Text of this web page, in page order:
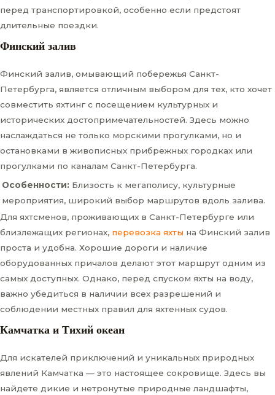
перед транспортировкой, особенно если предстоят
длительные поездки.
Финский залив
Финский залив, омывающий побережья Санкт-
Петербурга, является отличным выбором для тех, кто хочет
совместить яхтинг с посещением культурных и
исторических достопримечательностей. Здесь можно
наслаждаться не только морскими прогулками, но и
остановками в живописных прибрежных городках или
прогулками по каналам Санкт-Петербурга.
Особенности: Близость к мегаполису, культурные
мероприятия, широкий выбор маршрутов вдоль залива.
Для яхтсменов, проживающих в Санкт-Петербурге или
близлежащих регионах, перевозка яхты на Финский залив
проста и удобна. Хорошие дороги и наличие
оборудованных причалов делают этот маршрут одним из
самых доступных. Однако, перед спуском яхты на воду,
важно убедиться в наличии всех разрешений и
соблюдении местных правил для яхтенных судов.
Камчатка и Тихий океан
Для искателей приключений и уникальных природных
явлений Камчатка — это настоящее сокровище. Здесь вы
найдете дикие и нетронутые природные ландшафты,